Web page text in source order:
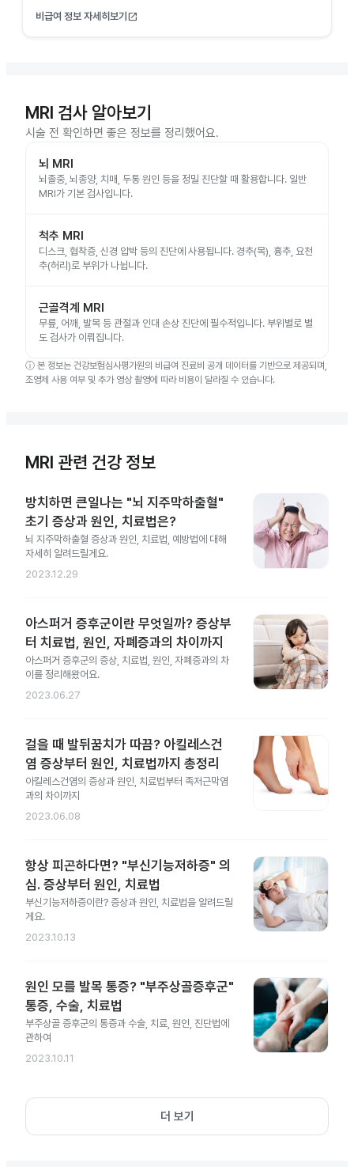
비급여 정보 자세히보기 open_in_new
MRI 검사 알아보기
시술 전 확인하면 좋은 정보를 정리했어요.
뇌 MRI
뇌졸중, 뇌종양, 치매, 두통 원인 등을 정밀 진단할 때 활용합니다. 일반
MRI가 기본 검사입니다.
척추 MRI
디스크, 협착증, 신경 압박 등의 진단에 사용됩니다. 경추(목), 흉추, 요천
추(허리)로 부위가 나뉩니다.
근골격계 MRI
무릎, 어깨, 발목 등 관절과 인대 손상 진단에 필수적입니다. 부위별로 별
도 검사가 이뤄집니다.
ⓘ 본 정보는 건강보험심사평가원의 비급여 진료비 공개 데이터를 기반으로 제공되며,
조영제 사용 여부 및 추가 영상 촬영에 따라 비용이 달라질 수 있습니다.
MRI 관련 건강 정보
방치하면 큰일나는 "뇌 지주막하출혈"
초기 증상과 원인, 치료법은?
뇌 지주막하출혈 증상과 원인, 치료법, 예방법에 대해
자세히 알려드릴게요.
2023.12.29
아스퍼거 증후군이란 무엇일까? 증상부
터 치료법, 원인, 자폐증과의 차이까지
아스퍼거 증후군의 증상, 치료법, 원인, 자폐증과의 차
이를 정리해왔어요.
2023.06.27
걸을 때 발뒤꿈치가 따끔? 아킬레스건
염 증상부터 원인, 치료법까지 총정리
아킬레스건염의 증상과 원인, 치료법부터 족저근막염
과의 차이까지
2023.06.08
항상 피곤하다면? "부신기능저하증" 의
심. 증상부터 원인, 치료법
부신기능저하증이란? 증상과 원인, 치료법을 알려드릴
게요.
2023.10.13
원인 모를 발목 통증? "부주상골증후군"
통증, 수술, 치료법
부주상골 증후군의 통증과 수술, 치료, 원인, 진단법에
관하여
2023.10.11
더 보기